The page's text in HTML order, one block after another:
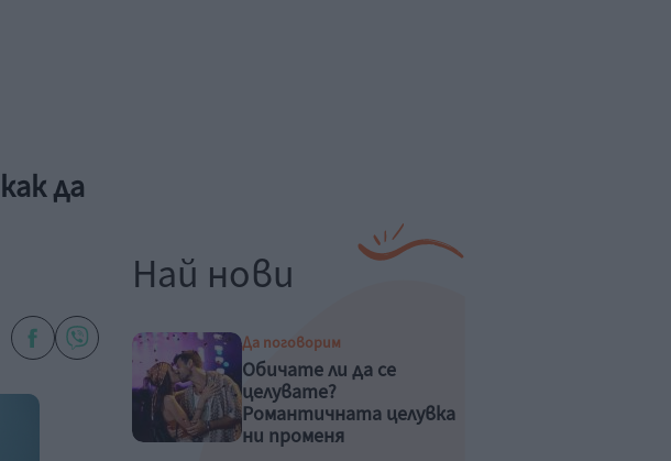
да
Най нови
Да поговорим
Обичате ли да се
целувате?
Романтичната целувка
ни променя